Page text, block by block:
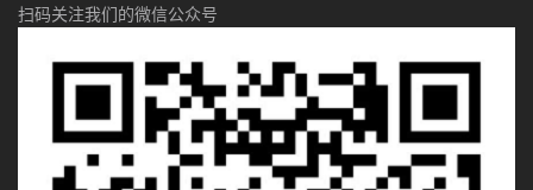
扫码关注我们的微信公众号